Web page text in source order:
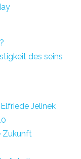
des seins
Jelinek
Zukunft